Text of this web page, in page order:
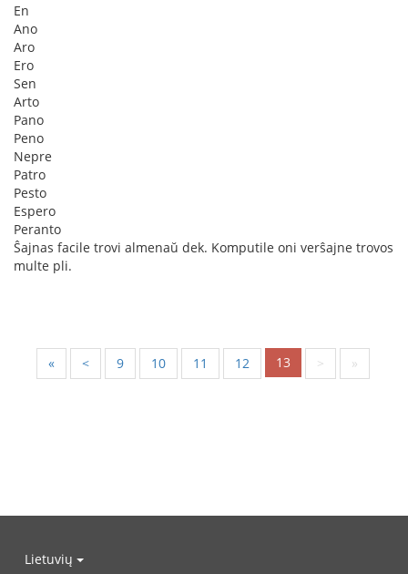
En
Ano
Aro
Ero
Sen
Arto
Pano
Peno
Nepre
Patro
Pesto
Espero
Peranto
Ŝajnas facile trovi almenaŭ dek. Komputile oni verŝajne trovos
multe pli.
« < 9 10 11 12 13 > »
Lietuvių